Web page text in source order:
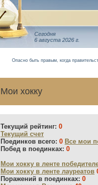
Сегодня
6 августа 2026 г.
Опасно быть правым, когда
Мои хокку
Текущий рейтинг: 0
Текущий счет
Поединков всего: 0 Все мои
Побед в поединках: 0
Мои хокку в ленте
Мои хокку в ленте лауреатов
Поражений в поединках: 0